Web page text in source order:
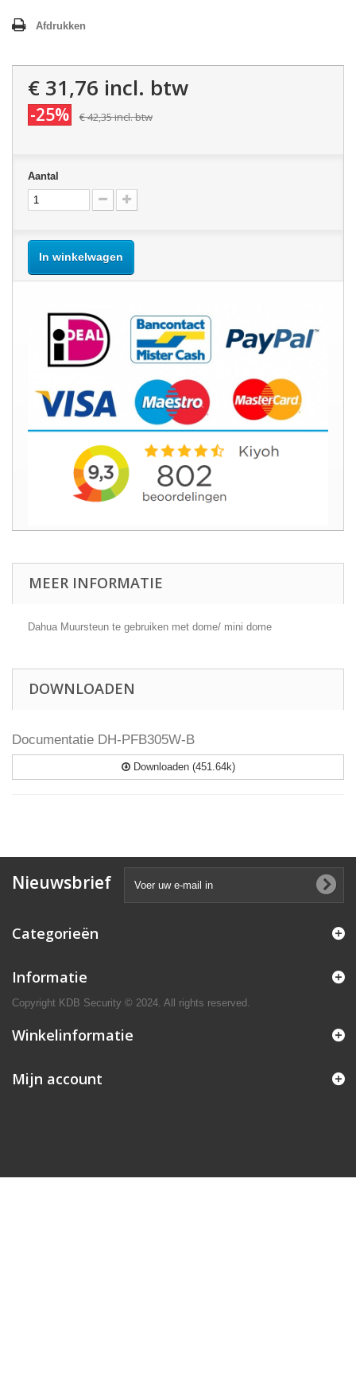
Afdrukken
€ 31,76 incl. btw
-25% € 42,35incl. btw
Aantal
In winkelwagen
MEER INFORMATIE
Dahua Muursteun te gebruiken met dome/ mini dome
DOWNLOADEN
Documentatie DH-PFB305W-B
Downloaden (451.64k)
Nieuwsbrief
Categorieën
Informatie
Copyright KDB Security © 2024. All rights reserved.
Winkelinformatie
Mijn account